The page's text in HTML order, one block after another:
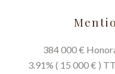
384 000 €
3.91% ( 15 000 € )